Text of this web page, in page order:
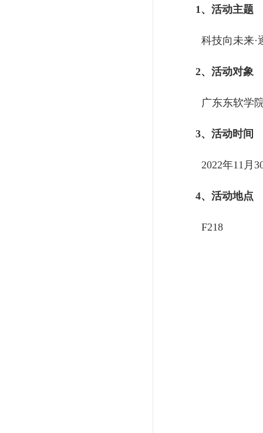
1、活动主题
科技向未来·
2、活动对象
广东东软学
3、活动时间
2022年11月
4、活动地点
F218